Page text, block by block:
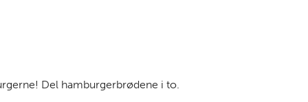
Del hamburgerbrødene i to.